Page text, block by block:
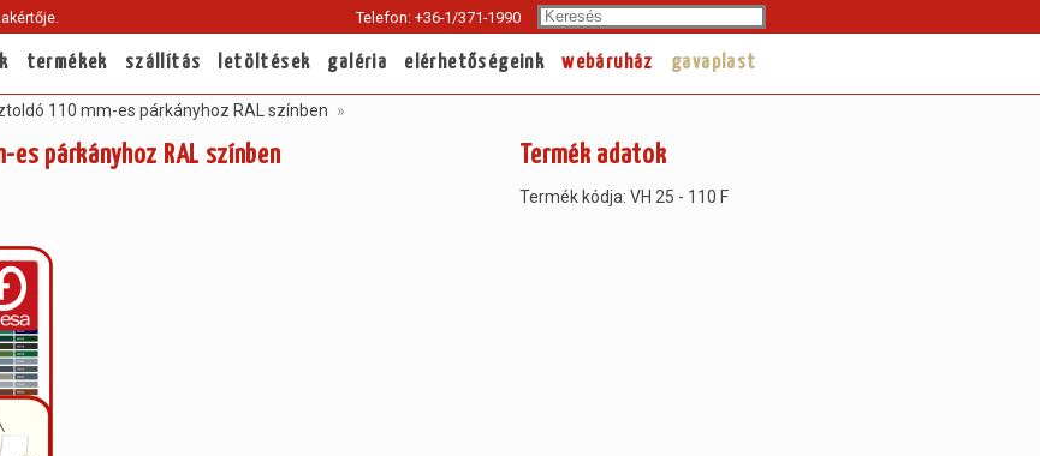
Telefon: +36-1/371-1990
termékek szállítás letöltések galéria elérhetőségeink webáruház gavaplast
110 mm-es párkányhoz RAL színben
párkányhoz RAL színben Termék adatok
Termék kódja: VH 25 - 110 F